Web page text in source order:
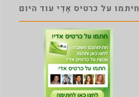
חיתמו על כרטיס אָדִי עוד היום